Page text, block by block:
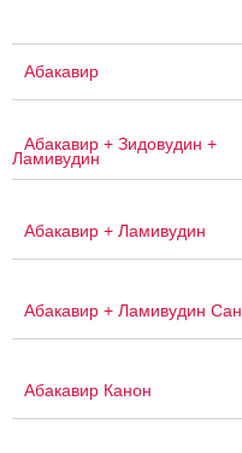
Абакавир
Абакавир + Зидовудин +
Ламивудин
Абакавир + Ламивудин
Абакавир + Ламивудин Сан
Абакавир Канон